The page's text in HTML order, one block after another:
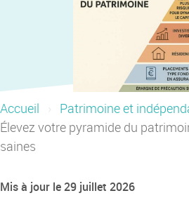
Accueil
Patrimoine et
Élevez votre pyramide du
saines
Mis à jour le 29 juillet 2026